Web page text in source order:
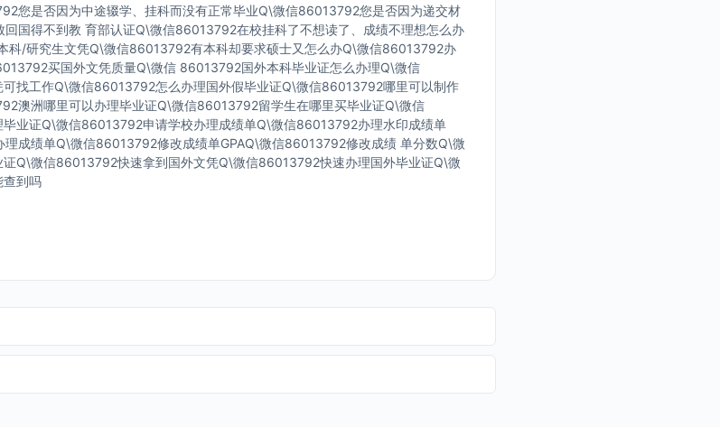
您是否因为中途辍学、挂科而没有正常毕业Q\微信86013792您是否因为递交材
国得不到教 育部认证Q\微信86013792在校挂科了不想读了、成绩不理想怎么办
/研究生文凭Q\微信86013792有本科却要求硕士又怎么办Q\微信86013792办
买国外文凭质量Q\微信 86013792国外本科毕业证怎么办理Q\微信
找工作Q\微信86013792怎么办理国外假毕业证Q\微信86013792哪里可以制作
澳洲哪里可以办理毕业证Q\微信86013792留学生在哪里买毕业证Q\微信
业证Q\微信86013792申请学校办理成绩单Q\微信86013792办理水印成绩单
成绩单Q\微信86013792修改成绩单GPAQ\微信86013792修改成绩 单分数Q\微
Q\微信86013792快速拿到国外文凭Q\微信86013792快速办理国外毕业证Q\微
到吗